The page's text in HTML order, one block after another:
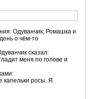
Одуванчик, Ромашка и
о чём-то
сказал:
меня по голове и
росы. Я